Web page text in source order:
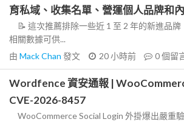
育私域、收集名單、營運個人品牌和
📝 這次推薦排除一些近 1 至 2 年的新進品牌
相關數據可供...
由 Mack Chan 發文 20 小時前 0個留
Wordfence 資安通報 |
CVE-2026-8457
WooCommerce Social Login 外掛爆出嚴重